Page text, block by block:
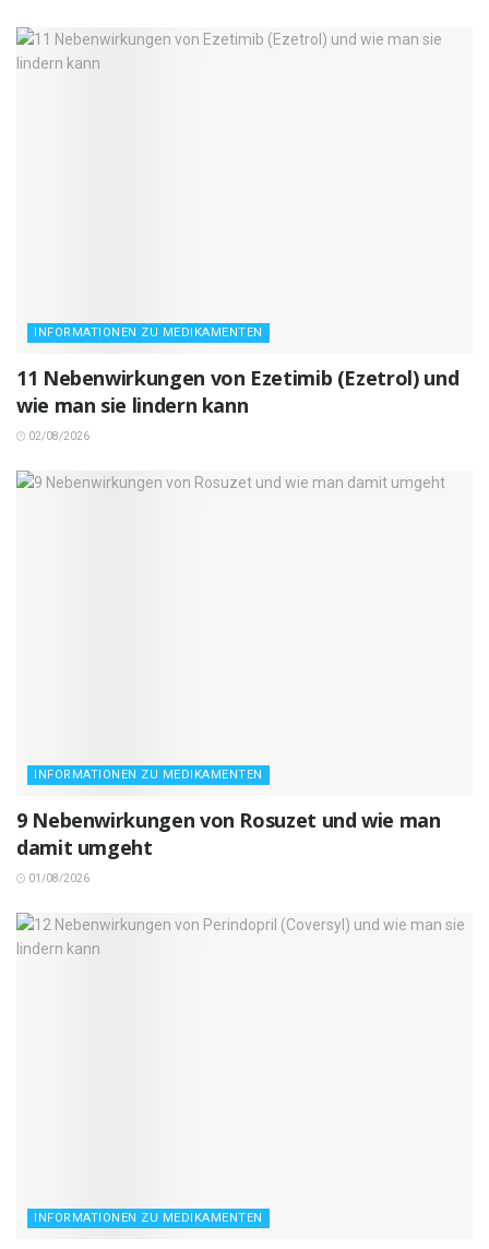
INFORMATIONEN ZU MEDIKAMENTEN
11 Nebenwirkungen von Ezetimib (Ezetrol) und
wie man sie lindern kann
02/08/2026
INFORMATIONEN ZU MEDIKAMENTEN
9 Nebenwirkungen von Rosuzet und wie man
damit umgeht
01/08/2026
INFORMATIONEN ZU MEDIKAMENTEN